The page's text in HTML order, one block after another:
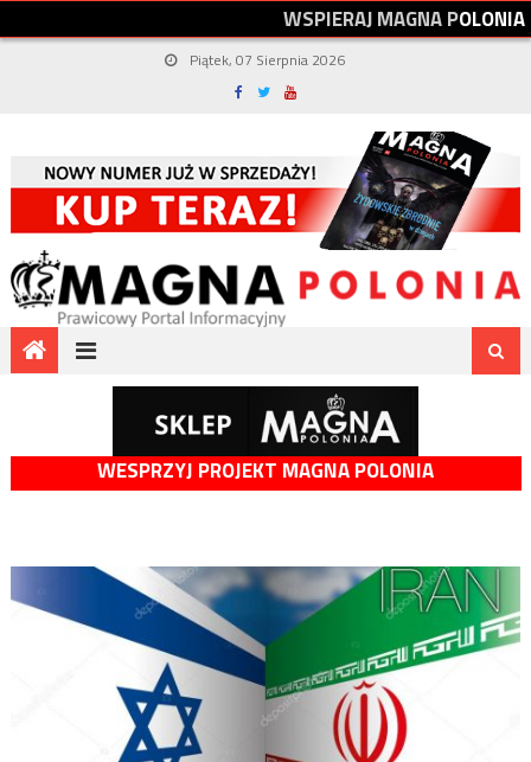
WSPIERAJMAGNAPOLONIA
Piątek, 07 Sierpnia 2026
WESPRZYJ PROJEKT MAGNA POLONIA